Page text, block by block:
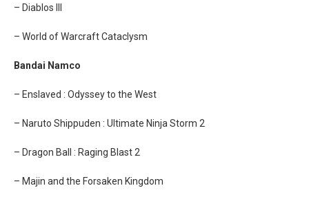
– Diablos III
– World of Warcraft Cataclysm
Bandai Namco
– Enslaved : Odyssey to the West
– Naruto Shippuden : Ultimate Ninja Storm 2
– Dragon Ball : Raging Blast 2
– Majin and the Forsaken Kingdom